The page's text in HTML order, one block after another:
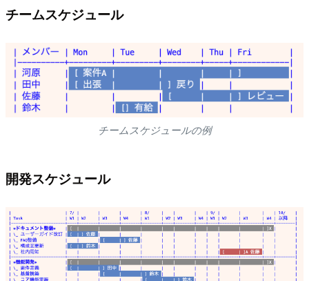
チームスケジュール
チームスケジュールの例
開発スケジュール